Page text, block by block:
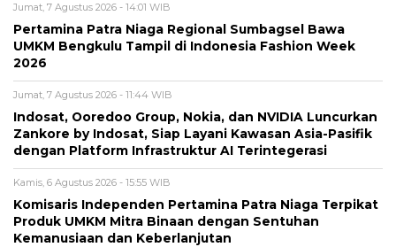
Jumat, 7 Agustus 2026 - 14:01 WIB
Pertamina Patra Niaga Regional Sumbagsel Bawa
UMKM Bengkulu Tampil di Indonesia Fashion Week
2026
Jumat, 7 Agustus 2026 - 11:44 WIB
Indosat, Ooredoo Group, Nokia, dan NVIDIA Luncurkan
Zankore by Indosat, Siap Layani Kawasan Asia-Pasifik
dengan Platform Infrastruktur AI Terintegerasi
Kamis, 6 Agustus 2026 - 15:55 WIB
Komisaris Independen Pertamina Patra Niaga Terpikat
Produk UMKM Mitra Binaan dengan Sentuhan
Kemanusiaan dan Keberlanjutan